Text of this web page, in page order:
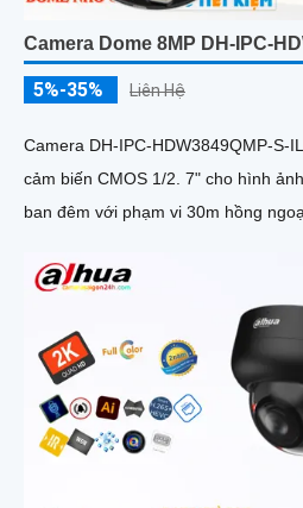
Camera Dome 8MP DH-IPC-
5%-35% Liên Hệ
Camera DH-IPC-HDW3849QMP-S-
cảm biến CMOS 1/2. 7" cho hình
ban đêm với phạm vi 30m hồng